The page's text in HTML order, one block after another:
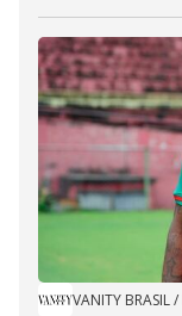
VANITY BRASIL/